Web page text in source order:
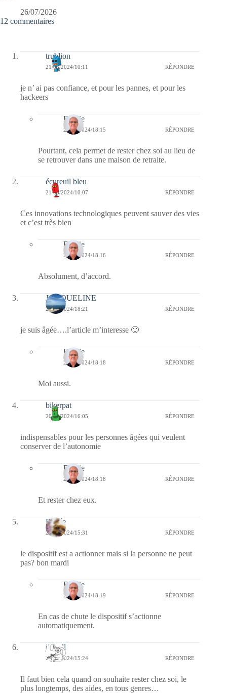
26/07/2026
12 commentaires
trublion
21/08/2024/10:11 RÉPONDRE
je n’ ai pas confiance, et pour les pannes, et pour les
hackeers
Bernie
22/08/2024/18:15 RÉPONDRE
Pourtant, cela permet de rester chez soi au lieu de
se retrouver dans une maison de retraite.
écureuil bleu
21/08/2024/10:07 RÉPONDRE
Ces innovations technologiques peuvent sauver des vies
et c’est très bien
Bernie
22/08/2024/18:16 RÉPONDRE
Absolument, d’accord.
JACQUELINE
20/08/2024/18:21 RÉPONDRE
je suis âgée….l’article m’interesse 🙂
Bernie
22/08/2024/18:18 RÉPONDRE
Moi aussi.
bikerpat
20/08/2024/16:05 RÉPONDRE
indispensables pour les personnes âgées qui veulent
conserver de l’autonomie
Bernie
22/08/2024/18:18 RÉPONDRE
Et rester chez eux.
Renée
20/08/2024/15:31 RÉPONDRE
le dispositif est a actionner mais si la personne ne peut
pas? bon mardi
Bernie
22/08/2024/18:19 RÉPONDRE
En cas de chute le dispositif s’actionne
automatiquement.
jill bill
20/08/2024/15:24 RÉPONDRE
Il faut bien cela quand on souhaite rester chez soi, le
plus longtemps, des aides, en tous genres…